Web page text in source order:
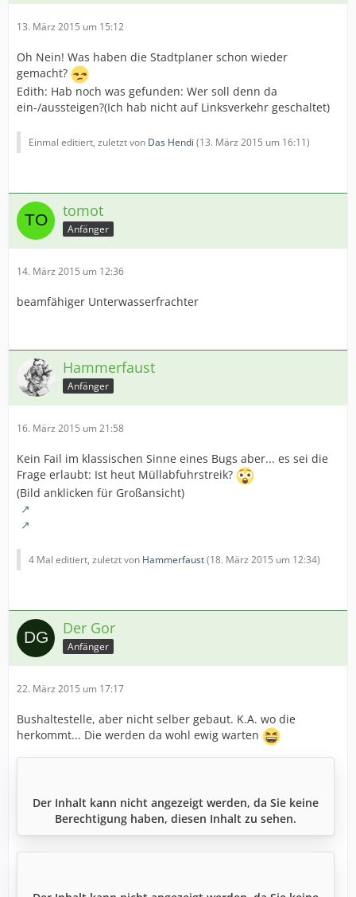
13. März 2015 um 15:12
Oh Nein! Was haben die Stadtplaner schon wieder
gemacht?
Edith: Hab noch was gefunden: Wer soll denn da
ein-/aussteigen?(Ich hab nicht auf Linksverkehr geschaltet)
Einmal editiert, zuletzt von Das Hendi (13. März 2015 um 16:11)
tomot
Anfänger
14. März 2015 um 12:36
beamfähiger Unterwasserfrachter
Hammerfaust
Anfänger
16. März 2015 um 21:58
Kein Fail im klassischen Sinne eines Bugs aber... es sei die
Frage erlaubt: Ist heut Müllabfuhrstreik?
(Bild anklicken für Großansicht)
4 Mal editiert, zuletzt von Hammerfaust(18. März 2015 um 12:34)
Der Gor
Anfänger
22. März 2015 um 17:17
Bushaltestelle, aber nicht selber gebaut. K.A. wo die
herkommt... Die werden da wohl ewig warten
Der Inhalt kann nicht angezeigt werden, da Sie keine
Berechtigung haben, diesen Inhalt zu sehen.